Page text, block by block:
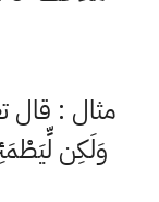
مثال : قال
وَلَكِن لِّيَطْمَئِنَّ قَلْبِي}